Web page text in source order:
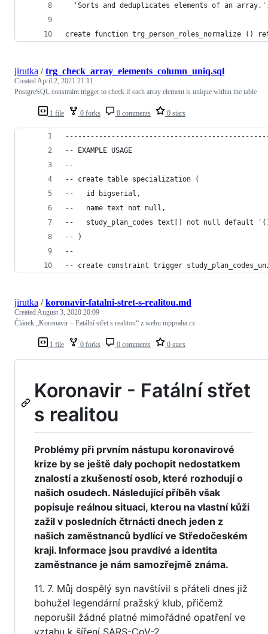
'Sorts and deduplicates elements of an
create function trg_person_roles_normalize ()
1 file 0 forks 0 comments 0 stars
jirutka /trg_check_array_elements_column_uniq.sql
Created April 2, 2021 21:11
PostgreSQL constraint trigger to check if each array element is unique within the table
-- EXAMPLE USAGE
--
-- create table specialization (
--   id bigserial,
--   name text not null,
--   study_plan_codes text[] not null default
-- )
--
-- create constraint trigger
1 file 0 forks 0 comments 0 stars
jirutka /koronavir-fatalni-stret-s-realitou.md
Created August 3, 2020 20:09
Článek „Koronavir – Fatální střet s realitou“ z webu mppraha.cz
Koronavir - Fatální střet
s realitou
Problémy při prvním nástupu koronavirové
krize by se ještě daly pochopit nedostatkem
znalostí a zkušeností osob, které rozhodují o
našich osudech. Následující příběh však
popisuje reálnou situaci, kterou na vlastní kůži
zažil v posledních čtrnácti dnech jeden z
našich zaměstnanců bydlící ve Středočeském
kraji. Informace jsou pravdivé a identita
zaměstnance je nám samozřejmě známa.
11. 7. Můj dospělý syn navštívil s přáteli dnes již
bohužel legendární pražský klub, přičemž
neporušil žádné platné mimořádné opatření ve